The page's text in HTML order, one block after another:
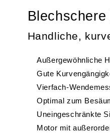
Handliche,
Außergewöhnliche
Gute
Vierfach-
Optimal zum
Uneingeschränkte
Motor mit